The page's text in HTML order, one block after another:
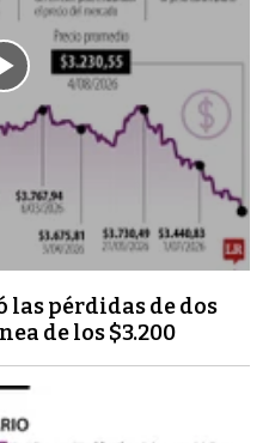
las pérdidas de dos
de los $3.200